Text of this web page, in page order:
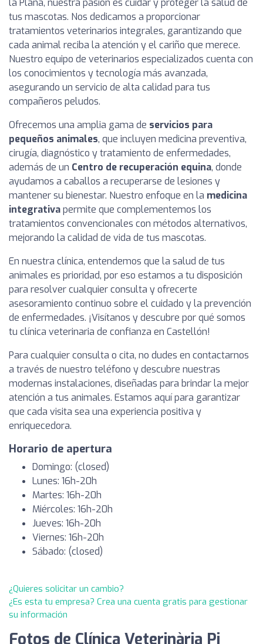
la Plana, nuestra pasión es cuidar y proteger la salud de
tus mascotas. Nos dedicamos a proporcionar
tratamientos veterinarios integrales, garantizando que
cada animal reciba la atención y el cariño que merece.
Nuestro equipo de veterinarios especializados cuenta con
los conocimientos y tecnología más avanzada,
asegurando un servicio de alta calidad para tus
compañeros peludos.
Ofrecemos una amplia gama de servicios para
pequeños animales, que incluyen medicina preventiva,
cirugía, diagnóstico y tratamiento de enfermedades,
además de un Centro de recuperación equina, donde
ayudamos a caballos a recuperarse de lesiones y
mantener su bienestar. Nuestro enfoque en la medicina
integrativapermite que complementemos los
tratamientos convencionales con métodos alternativos,
mejorando la calidad de vida de tus mascotas.
En nuestra clínica, entendemos que la salud de tus
animales es prioridad, por eso estamos a tu disposición
para resolver cualquier consulta y ofrecerte
asesoramiento continuo sobre el cuidado y la prevención
de enfermedades. ¡Visítanos y descubre por qué somos
tu clínica veterinaria de confianza en Castellón!
Para cualquier consulta o cita, no dudes en contactarnos
a través de nuestro teléfono y descubre nuestras
modernas instalaciones, diseñadas para brindar la mejor
atención a tus animales. Estamos aquí para garantizar
que cada visita sea una experiencia positiva y
enriquecedora.
Horario de apertura
Domingo: (closed)
Lunes: 16h-20h
Martes: 16h-20h
Miércoles: 16h-20h
Jueves: 16h-20h
Viernes: 16h-20h
Sábado: (closed)
¿Quieres solicitar un cambio?
¿Es esta tu empresa? Crea una cuenta gratis para gestionar
su información
Fotos de Clínica Veterinària Pi